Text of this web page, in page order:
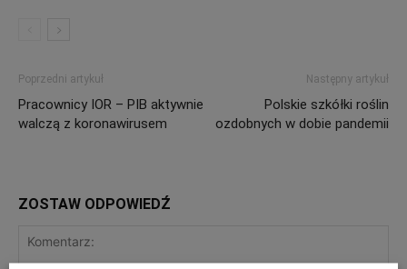
Poprzedni artykuł
Pracownicy IOR – PIB aktywnie
walczą z koronawirusem
Następny artykuł
Polskie szkółki roślin
ozdobnych w dobie pandemii
ZOSTAW ODPOWIEDŹ